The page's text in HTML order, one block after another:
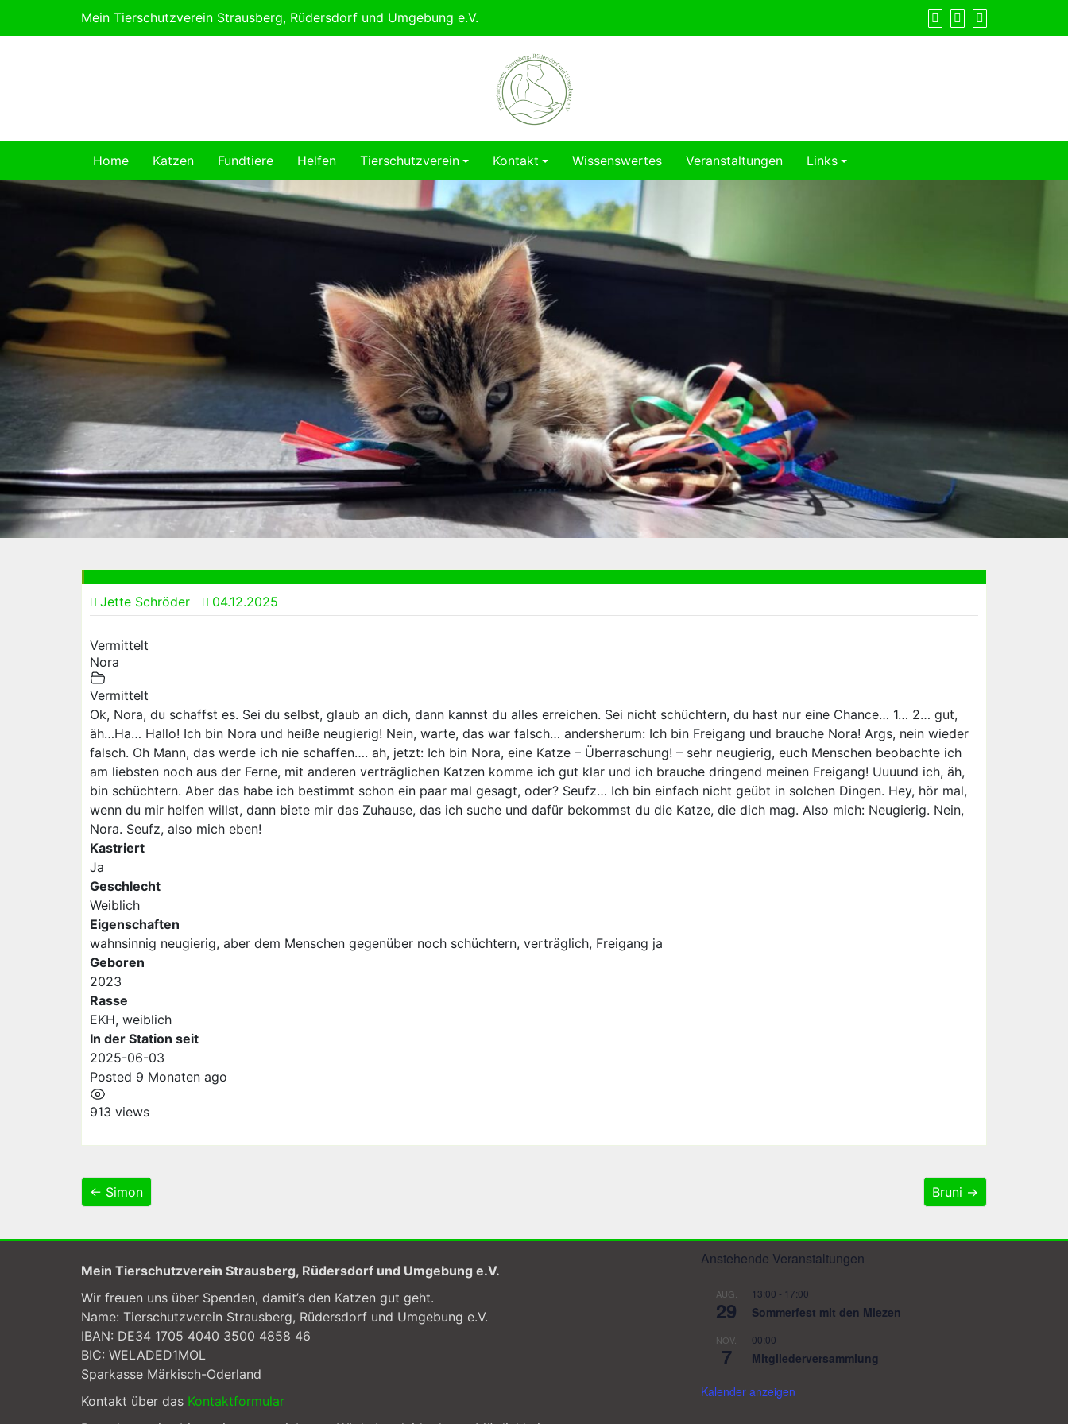
Mein Tierschutzverein Strausberg, Rüdersdorf und Umgebung e.V.
Home Katzen Fundtiere Helfen Tierschutzverein Kontakt Wissenswertes Veranstaltungen Links
Jette Schröder 04.12.2025
Vermittelt
Nora
Vermittelt
Ok, Nora, du schaffst es. Sei du selbst, glaub an dich, dann kannst du alles erreichen. Sei nicht schüchtern, du hast nur eine Chance… 1… 2… gut,
äh…Ha… Hallo! Ich bin Nora und heiße neugierig! Nein, warte, das war falsch… andersherum: Ich bin Freigang und brauche Nora! Args, nein wieder
falsch. Oh Mann, das werde ich nie schaffen…. ah, jetzt: Ich bin Nora, eine Katze – Überraschung! – sehr neugierig, euch Menschen beobachte ich
am liebsten noch aus der Ferne, mit anderen verträglichen Katzen komme ich gut klar und ich brauche dringend meinen Freigang! Uuuund ich, äh,
bin schüchtern. Aber das habe ich bestimmt schon ein paar mal gesagt, oder? Seufz… Ich bin einfach nicht geübt in solchen Dingen. Hey, hör mal,
wenn du mir helfen willst, dann biete mir das Zuhause, das ich suche und dafür bekommst du die Katze, die dich mag. Also mich: Neugierig. Nein,
Nora. Seufz, also mich eben!
Kastriert
Ja
Geschlecht
Weiblich
Eigenschaften
wahnsinnig neugierig, aber dem Menschen gegenüber noch schüchtern, verträglich, Freigang ja
Geboren
2023
Rasse
EKH, weiblich
In der Station seit
2025-06-03
Posted 9 Monaten ago
913 views
← Simon Bruni →
Mein Tierschutzverein Strausberg, Rüdersdorf und Umgebung e.V.
Wir freuen uns über Spenden, damit’s den Katzen gut geht.
Name: Tierschutzverein Strausberg, Rüdersdorf und Umgebung e.V.
IBAN: DE34 1705 4040 3500 4858 46
BIC: WELADED1MOL
Sparkasse Märkisch-Oderland
Kontakt über das Kontaktformular
Anstehende Veranstaltungen
AUG.
29
13:00 - 17:00
Sommerfest mit den Miezen
NOV.
7
00:00
Mitgliederversammlung
Kalender anzeigen